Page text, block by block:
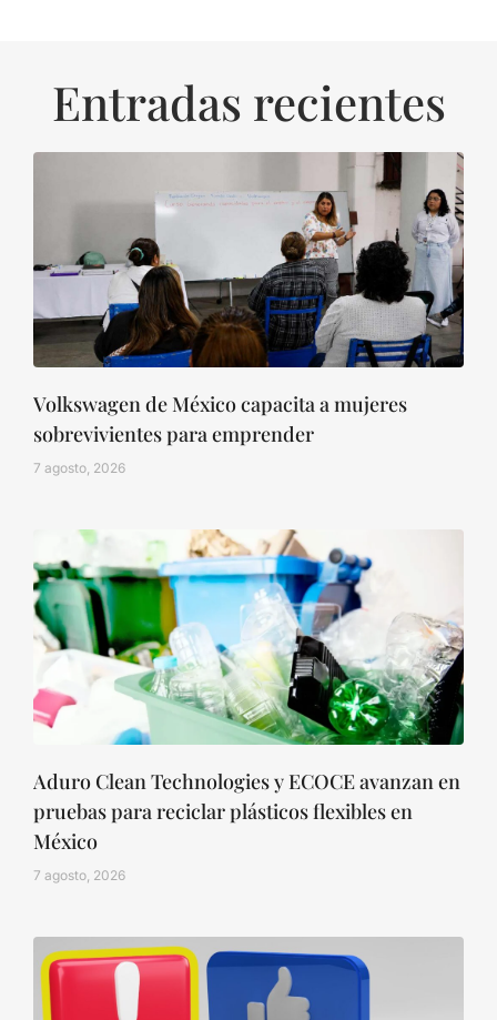
Entradas recientes
Volkswagen de México capacita a mujeres
sobrevivientes para emprender
7 agosto, 2026
Aduro Clean Technologies y ECOCE avanzan en
pruebas para reciclar plásticos flexibles en
México
7 agosto, 2026